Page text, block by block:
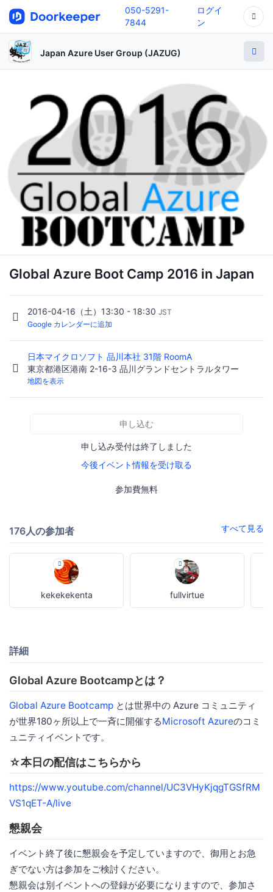
050-5291-
7844
ログイ
ン
Japan Azure User Group (JAZUG)
Global Azure Boot Camp 2016 in Japan
2016-04-16（土）13:30 - 18:30 JST
Google カレンダーに追加
日本マイクロソフト 品川本社 31階 RoomA
東京都港区港南 2-16-3 品川グランドセントラルタワー
地図を表示
申し込む
申し込み受付は終了しました
今後イベント情報を受け取る
参加費無料
176人の参加者 すべて見る
kekekekenta fullvirtue
詳細
Global Azure Bootcampとは？
Global Azure Bootcamp とは世界中の Azure コミュニティ
が世界180ヶ所以上で一斉に開催するMicrosoft Azureのコミ
ュニティイベントです。
☆本日の配信はこちらから
https://www.youtube.com/channel/UC3VHyKjqgTGSfRM
VS1qET-A/live
懇親会
イベント終了後に懇親会を予定していますので、御用とお急
ぎでない方は参加をご検討ください。
懇親会は別イベントへの登録が必要になりますので、参加さ